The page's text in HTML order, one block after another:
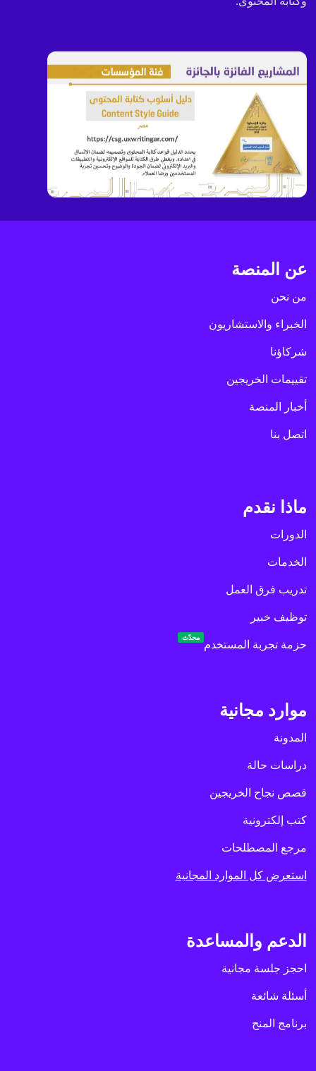
عن المنصة
من نحن
الخبراء والاستشاريون
شركاؤنا
تقييمات الخريجين
أخبار المنصة
اتصل بنا
ماذا نقدم
الدورات
الخدمات
تدريب فرق العمل
توظيف خبير
حزمة تجربة المستخدم
محدّث
موارد مجانية
المدونة
دراسات حالة
قصص نجاح الخريجين
كتب إلكترونية
مرجع المصطلحات
استعرض كل الموارد المجانية
الدعم والمساعدة
احجز جلسة مجانية
أسئلة شائعة
برنامج المنح